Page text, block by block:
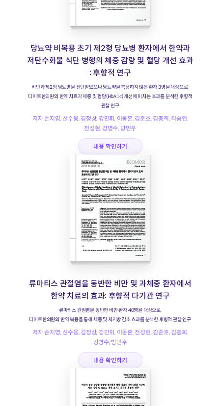
당뇨약 비복용 초기 제2형 당뇨병 환자에서 한약과
저탄수화물 식단 병행의 체중 감량 및 혈당 개선 효과
: 후향적 연구
비만과 제2형 당뇨병을 진단받았으나 당뇨약을 복용하지 않은 환자 3명을 대상으로,
다이트한의원의 한약 치료가 체중 및 혈당(HbA1c) 개선에 미치는 효과를 분석한 후향적
관찰 연구
저자 손지영, 신수용, 김정상, 강민휘, 이동훈, 김준호, 김충희, 최승연,
전성현, 강병수, 방민우
내용 확인하기
류마티스 관절염을 동반한 비만 및 과체중 환자에서
한약 치료의 효과: 후향적 다기관 연구
류마티스 관절염을 동반한 비만 환자 40명을 대상으로,
다이트한의원의 한약 복용을 통해 체중 및 체지방 감소 효과를 분석한 후향적 관찰 연구
저자 손지영, 신수용, 김정상, 강민휘, 이동훈, 전성현, 김준호, 김충희,
강병수, 방민우
내용 확인하기